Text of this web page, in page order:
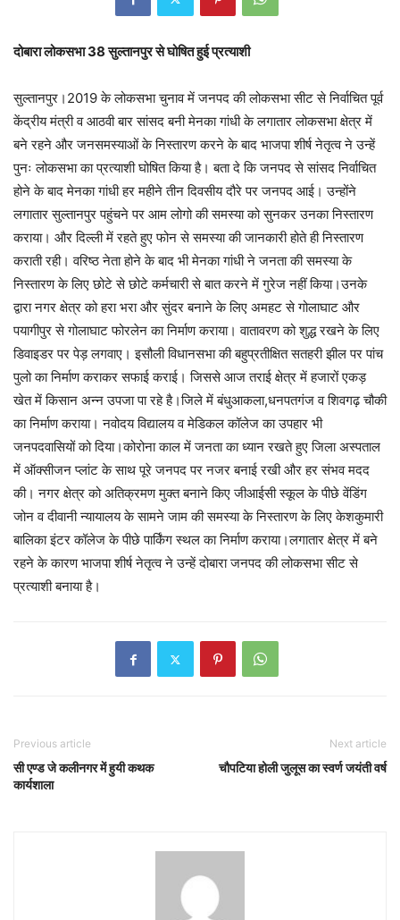
दोबारा लोकसभा 38 सुल्तानपुर से घोषित हुई प्रत्याशी
सुल्तानपुर।2019 के लोकसभा चुनाव में जनपद की लोकसभा सीट से निर्वाचित पूर्व
केंद्रीय मंत्री व आठवी बार सांसद बनी मेनका गांधी के लगातार लोकसभा क्षेत्र में
बने रहने और जनसमस्याओं के निस्तारण करने के बाद भाजपा शीर्ष नेतृत्व ने उन्हें
पुनः लोकसभा का प्रत्याशी घोषित किया है। बता दे कि जनपद से सांसद निर्वाचित
होने के बाद मेनका गांधी हर महीने तीन दिवसीय दौरे पर जनपद आई। उन्होंने
लगातार सुल्तानपुर पहुंचने पर आम लोगो की समस्या को सुनकर उनका निस्तारण
कराया। और दिल्ली में रहते हुए फोन से समस्या की जानकारी होते ही निस्तारण
कराती रही। वरिष्ठ नेता होने के बाद भी मेनका गांधी ने जनता की समस्या के
निस्तारण के लिए छोटे से छोटे कर्मचारी से बात करने में गुरेज नहीं किया।उनके
द्वारा नगर क्षेत्र को हरा भरा और सुंदर बनाने के लिए अमहट से गोलाघाट और
पयागीपुर से गोलाघाट फोरलेन का निर्माण कराया। वातावरण को शुद्ध रखने के लिए
डिवाइडर पर पेड़ लगवाए। इसौली विधानसभा की बहुप्रतीक्षित सतहरी झील पर पांच
पुलो का निर्माण कराकर सफाई कराई। जिससे आज तराई क्षेत्र में हजारों एकड़
खेत में किसान अन्न उपजा पा रहे है।जिले में बंधुआकला,धनपतगंज व शिवगढ़ चौकी
का निर्माण कराया। नवोदय विद्यालय व मेडिकल कॉलेज का उपहार भी
जनपदवासियों को दिया।कोरोना काल में जनता का ध्यान रखते हुए जिला अस्पताल
में ऑक्सीजन प्लांट के साथ पूरे जनपद पर नजर बनाई रखी और हर संभव मदद
की। नगर क्षेत्र को अतिक्रमण मुक्त बनाने किए जीआईसी स्कूल के पीछे वेंडिंग
जोन व दीवानी न्यायालय के सामने जाम की समस्या के निस्तारण के लिए केशकुमारी
बालिका इंटर कॉलेज के पीछे पार्किंग स्थल का निर्माण कराया।लगातार क्षेत्र में बने
रहने के कारण भाजपा शीर्ष नेतृत्व ने उन्हें दोबारा जनपद की लोकसभा सीट से
प्रत्याशी बनाया है।
Previous article
सी एण्ड जे कलीनगर में हुयी कथक
कार्यशाला
Next article
चौपटिया होली जुलूस का स्वर्ण जयंती वर्ष